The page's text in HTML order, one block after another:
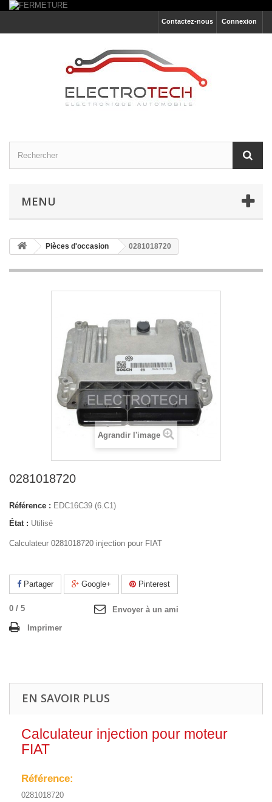
Connexion
Contactez-nous
MENU
Pièces d'occasion 0281018720
Agrandir l'image
0281018720
Référence : EDC16C39 (6.C1)
État : Utilisé
Calculateur 0281018720 injection pour FIAT
Partager Google+ Pinterest
0 / 5
Envoyer à un ami
Imprimer
EN SAVOIR PLUS
Calculateur injection pour moteur
FIAT
Référence:
0281018720